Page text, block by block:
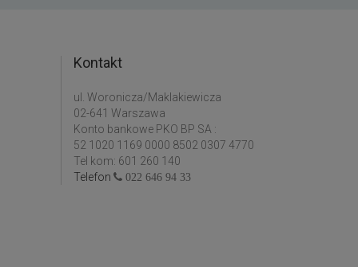
Kontakt
ul. Woronicza/Maklakiewicza
02-641 Warszawa
Konto bankowe PKO BP SA :
52 1020 1169 0000 8502 0307 4770
Tel kom: 601 260 140
Telefon
022 646 94 33